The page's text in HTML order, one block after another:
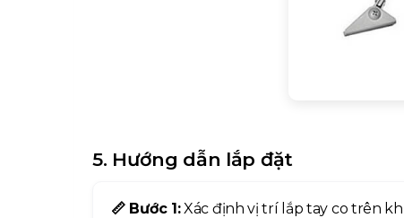
5. Hướng dẫn lắp đặt
📏 Bước 1:Xác định vị trí lắp tay co trên